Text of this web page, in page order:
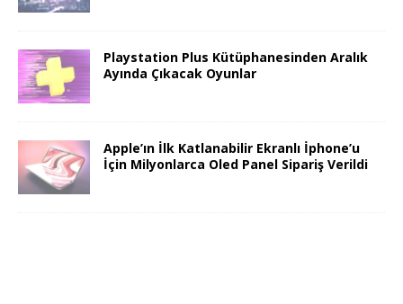
Playstation Plus Kütüphanesinden Aralık
Ayında Çıkacak Oyunlar
Apple’ın İlk Katlanabilir Ekranlı İphone’u
İçin Milyonlarca Oled Panel Sipariş Verildi